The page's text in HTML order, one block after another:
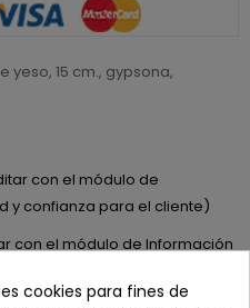
yeso, 15 cm., gypsona,
con el módulo de
y confianza para el cliente)
con el módulo de Información
cookies para fines de